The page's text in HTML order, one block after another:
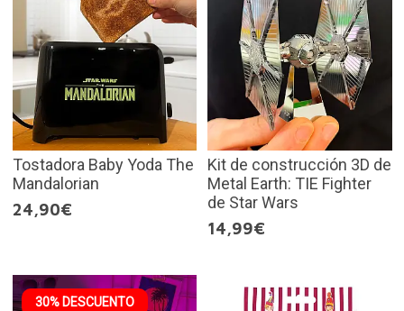
Tostadora Baby Yoda The
Mandalorian
24,90€
Kit de construcción 3D de
Metal Earth: TIE Fighter
de Star Wars
14,99€
30% DESCUENTO